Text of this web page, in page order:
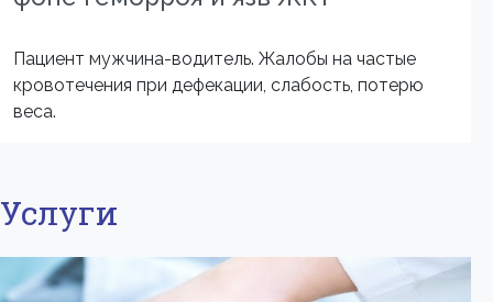
Пациент мужчина-водитель. Жалобы на частые
кровотечения при дефекации, слабость, потерю
веса.
Услуги